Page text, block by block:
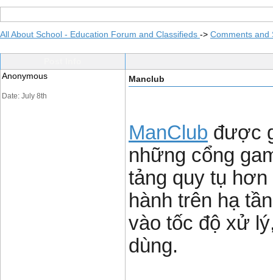
All About School - Education Forum and Classifieds -> Comments and
Anonymous
Date: July 8th
Manclub
ManClub được
những cổng
tảng quy tụ
hành trên hạ
vào tốc độ xử
dùng.